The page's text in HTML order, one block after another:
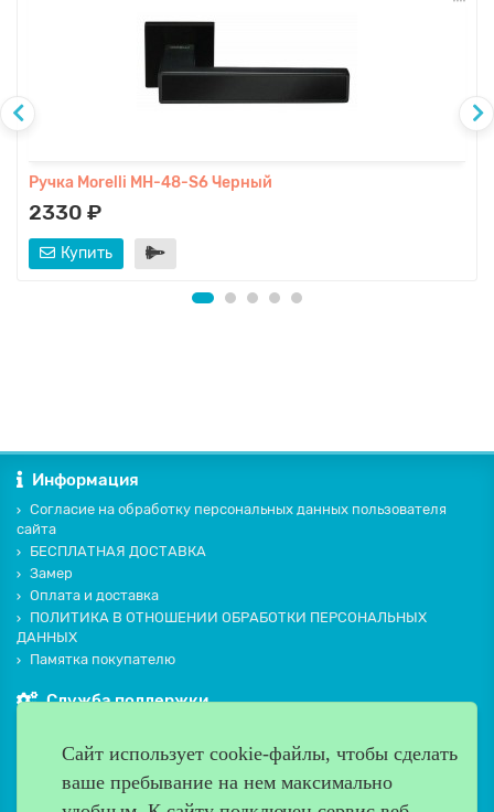
Ручка Morelli MH-48-S6 Черный
2330 ₽
Купить
Информация
Согласие на обработку персональных данных пользователя
сайта
БЕСПЛАТНАЯ ДОСТАВКА
Замер
Оплата и доставка
ПОЛИТИКА В ОТНОШЕНИИ ОБРАБОТКИ ПЕРСОНАЛЬНЫХ
ДАННЫХ
Памятка покупателю
Служба поддержки
Производители
Дополнительно
Сайт использует cookie-файлы, чтобы сделать
ваше пребывание на нем максимально